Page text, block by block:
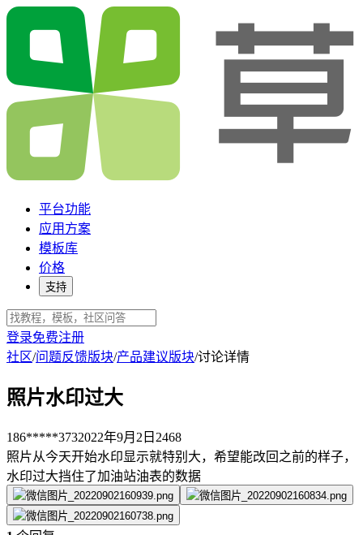
平台功能
应用方案
模板库
价格
支持
登录免费注册
社区/问题反馈版块/产品建议版块/讨论详情
照片水印过大
186*****3732022年9月2日 2468
照片从今天开始水印显示就特别大，希望能改回之前的样子，
水印过大挡住了加油站油表的数据